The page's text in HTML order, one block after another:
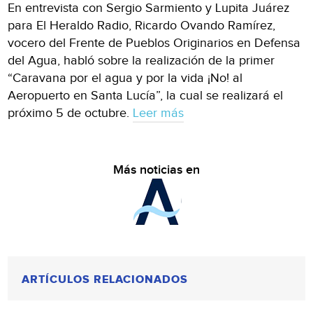
En entrevista con Sergio Sarmiento y Lupita Juárez
para El Heraldo Radio, Ricardo Ovando Ramírez,
vocero del Frente de Pueblos Originarios en Defensa
del Agua, habló sobre la realización de la primer
“Caravana por el agua y por la vida ¡No! al
Aeropuerto en Santa Lucía”, la cual se realizará el
próximo 5 de octubre. Leer más
Más noticias en
ARTÍCULOS RELACIONADOS